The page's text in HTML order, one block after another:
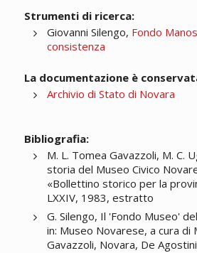
Strumenti di ricerca:
Giovanni Silengo, Fondo
consistenza
La documentazione è
Archivio di Stato di Novara
Bibliografia:
M. L. Tomea Gavazzoli, M. C.
storia del Museo Civico
«Bollettino storico per la
LXXIV, 1983, estratto
G. Silengo, Il 'Fondo Museo'
in: Museo Novarese, a cura di
Gavazzoli, Novara, De